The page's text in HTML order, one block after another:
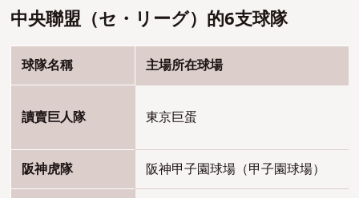
中央聯盟（セ・リーグ）的6支球隊
球隊名稱 主場所在球場
讀賣巨人隊 東京巨蛋
阪神虎隊 阪神甲子園球場（甲子園球場）